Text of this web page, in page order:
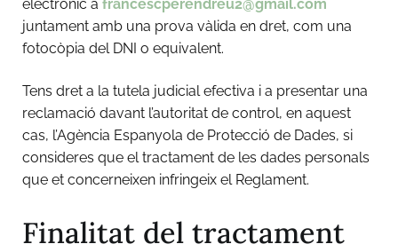
electrònic a francescperendreu2@gmail.com
juntament amb una prova vàlida en dret, com una
fotocòpia del DNI o equivalent.
Tens dret a la tutela judicial efectiva i a presentar una
reclamació davant l’autoritat de control, en aquest
cas, l’Agència Espanyola de Protecció de Dades, si
consideres que el tractament de les dades personals
que et concerneixen infringeix el Reglament.
Finalitat del tractament